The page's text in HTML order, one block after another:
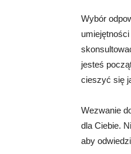
Wybór
jesteś
cieszyć się
Wezwanie
dla Ciebie.
aby